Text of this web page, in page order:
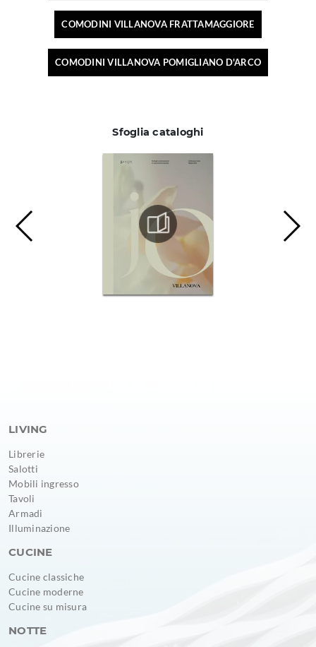
COMODINI VILLANOVA FRATTAMAGGIORE
COMODINI VILLANOVA POMIGLIANO D'ARCO
Sfoglia cataloghi
LIVING
Librerie
Salotti
Mobili ingresso
Tavoli
Armadi
Illuminazione
CUCINE
Cucine classiche
Cucine moderne
Cucine su misura
NOTTE